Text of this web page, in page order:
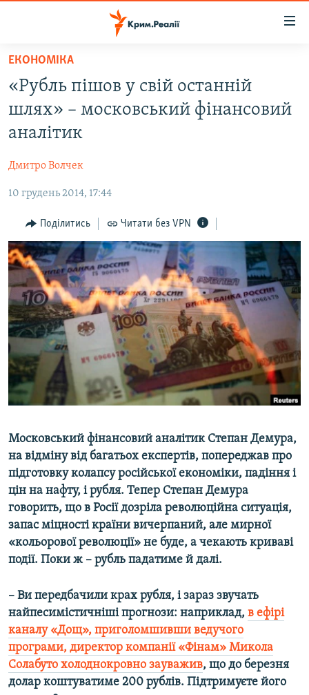
Перейти
основного
матеріалу
до
основної
навігації
Перейти
пошуку
НОВИНИ
ВОДА.КРИМ
ВІДЕО ТА ФОТО
БЛОГИ
ПОГЛЯД
ІНТЕРВ'Ю
ВСЕ ЗА ДЕНЬ
СПЕЦПРОЕКТИ
ДЕПОРТАЦІЯ
ВІДЕОУРОКИ «ELIFBE»
СВІДЧЕННЯ ОКУПАЦІЇ
УКРАЇНСЬКА ПРОБЛЕМА КРИМУ
ІНФОГРАФІКА
ЯК ОБІЙТИ БЛОКУВАННЯ
Русский
Qırımtatar
ДОЛУЧАЙСЯ!
Усі сайти RFE/RL
ЕКОНОМІКА
«Рубль пішов у свій останній
шлях» – московський фінансовий
аналітик
Дмитро Волчек
10 грудень 2014, 17:44
Поділитись Читати без VPN
Московський фінансовий аналітик Степан Демура,
на відміну від багатьох експертів, попереджав про
підготовку колапсу російської економіки, падіння і
цін на нафту, і рубля. Тепер Степан Демура
говорить, що в Росії дозріла революційна ситуація,
запас міцності країни вичерпаний, але мирної
«кольорової революції» не буде, а чекають криваві
події. Поки ж – рубль падатиме й далі.
– Ви передбачили крах рубля, і зараз звучать
найпесимістичніші прогнози: наприклад, в ефірі
каналу «Дощ», приголомшивши ведучого
програми, директор компанії «Фінам» Микола
Солабуто холоднокровно зауважив, що до березня
долар коштуватиме 200 рублів. Підтримуєте його